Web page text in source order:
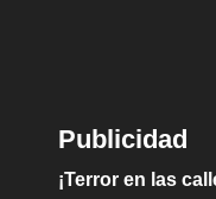
Publicidad
¡Terror en las